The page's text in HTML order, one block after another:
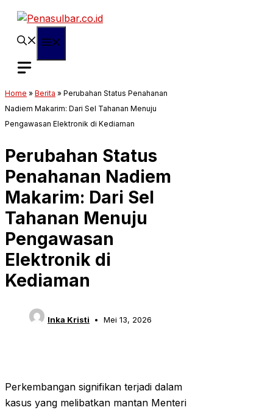
Langsung
Home » Berita » Perubahan Status Penahanan
Nadiem Makarim: Dari Sel Tahanan Menuju
Pengawasan Elektronik di Kediaman
Perubahan Status
Penahanan Nadiem
Makarim: Dari Sel
Tahanan Menuju
Pengawasan
Elektronik di
Kediaman
Inka Kristi Mei 13, 2026
Perkembangan signifikan terjadi dalam
kasus yang melibatkan mantan Menteri